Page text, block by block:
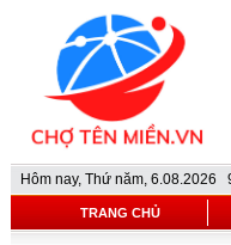
Hôm nay, Thứ năm, 6.08.2026
TRANG CHỦ